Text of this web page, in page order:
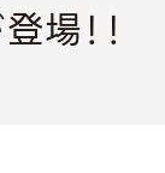
場！！